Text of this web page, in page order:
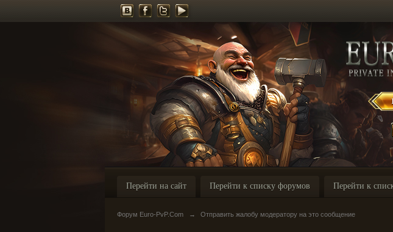
Перейти на сайт Перейти к списку форумов Перейти к
Форум Euro-PvP.Com → Отправить жалобу модератору на это сообщение